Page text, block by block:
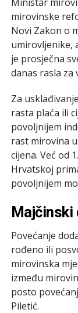
mirovinske
Novi Zakon o
umirovljenike,
je prosječna
danas rasla za
Za
rasta plaća ili
povoljnijem
rast mirovina
cijena. Već od
Hrvatskoj
povoljnijem
Majčinski
Povećanje
rođeno ili
mirovinska
između
posto
Piletić.